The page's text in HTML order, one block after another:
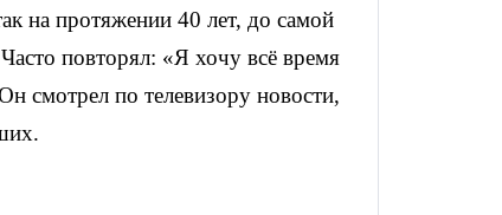
на протяжении 40 лет, до самой
повторял: «Я хочу всё время
смотрел по телевизору новости,